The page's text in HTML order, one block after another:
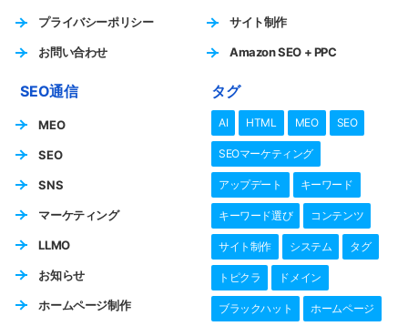
プライバシーポリシー
お問い合わせ
サイト制作
Amazon SEO + PPC
SEO通信
MEO
SEO
SNS
マーケティング
LLMO
お知らせ
ホームページ制作
タグ
AI HTML MEO SEO
SEOマーケティング
アップデート キーワード
キーワード選び コンテンツ
サイト制作 システム タグ
トピクラ ドメイン
ブラックハット ホームページ